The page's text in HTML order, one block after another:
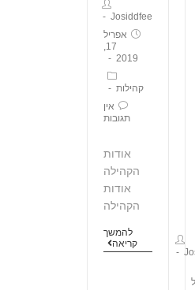
Josiddfee
אפריל
17,
2019
קהילות
אין
תגובות
אודות
הקהילה
אודות
הקהילה
להמשך
קריאה